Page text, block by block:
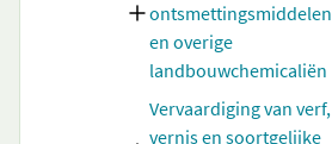
ontsmettingsmiddelen
en overige
landbouwchemicaliën
Vervaardiging van verf,
vernis en soortgelijke